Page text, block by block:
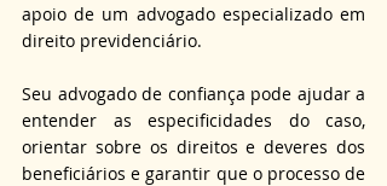
apoio de um advogado especializado em
direito previdenciário.
Seu advogado de confiança pode ajudar a
entender as especificidades do caso,
orientar sobre os direitos e deveres dos
beneficiários e garantir que o processo de